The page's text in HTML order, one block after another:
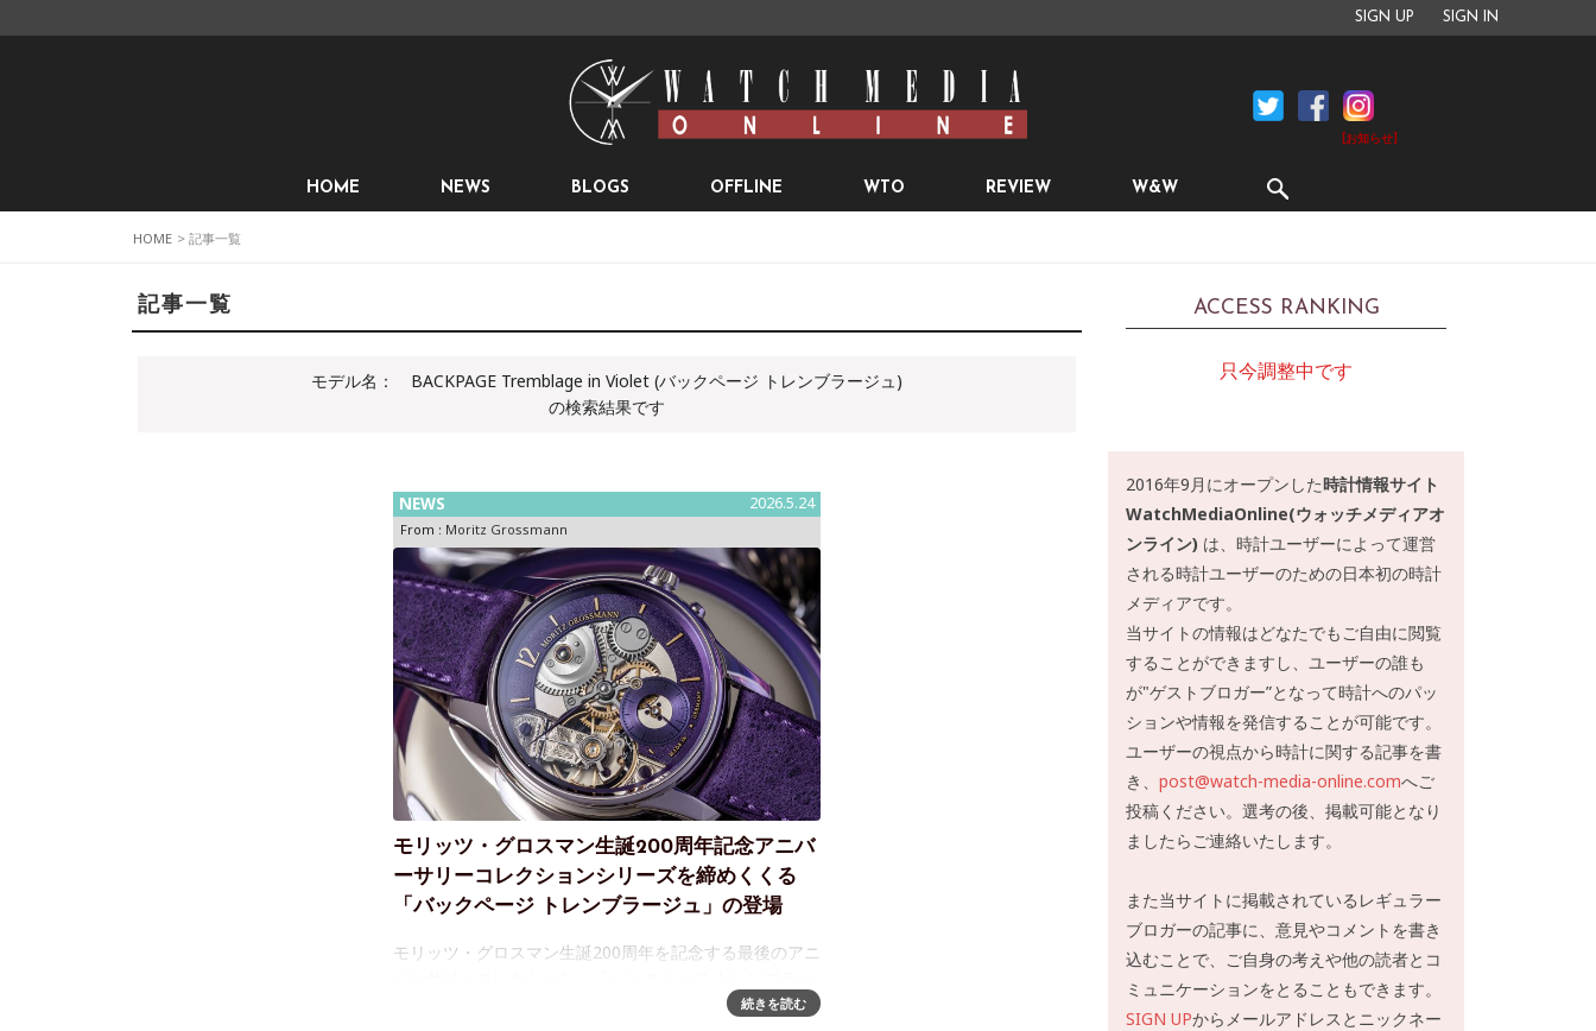
SIGN UP SIGN IN
[お知らせ]
HOME NEWS BLOGS OFFLINE WTO REVIEW W&W
HOME > 記事一覧
記事一覧
モデル名：
BACKPAGE Tremblage in Violet (バックページ トレンブラージュ)
の検索結果です
NEWS 2026.5.24
From : Moritz Grossmann
モリッツ・グロスマン生誕200周年記念アニバ
ーサリーコレクションシリーズを締めくくる
「バックページ トレンブラージュ」の登場
モリッツ・グロスマン生誕200周年を記念する最後のアニ
ジュ」を発表アニバーサリーコレクションシリーズを締
続きを読む
ACCESS RANKING
只今調整中です
2016年9月にオープンした時計情報サイト
WatchMediaOnline(ウォッチメディアオ
ンライン) は、時計ユーザーによって運営
される時計ユーザーのための日本初の時計
メディアです。
当サイトの情報はどなたでもご自由に閲覧
することができますし、ユーザーの誰も
が"ゲストブロガー”となって時計へのパッ
ションや情報を発信することが可能です。
ユーザーの視点から時計に関する記事を書
き、 post@watch-media-online.comへご
投稿ください。選考の後、掲載可能となり
ましたらご連絡いたします。
また当サイトに掲載されているレギュラー
ブロガーの記事に、意見やコメントを書き
込むことで、ご自身の考えや他の読者とコ
ミュニケーションをとることもできます。
SIGN UPからメールアドレスとニックネー